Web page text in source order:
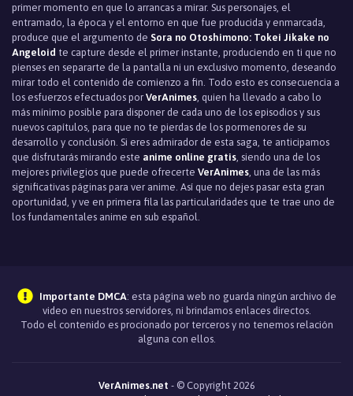
primer momento en que lo arrancas a mirar. Sus personajes, el
entramado, la época y el entorno en que fue producida y enmarcada,
produce que el argumento de Sora no Otoshimono: Tokei Jikake no
Angeloid te capture desde el primer instante, produciendo en ti que no
pienses en separarte de la pantalla ni un exclusivo momento, deseando
mirar todo el contenido de comienzo a fin. Todo esto es consecuencia a
los esfuerzos efectuados por VerAnimes, quien ha llevado a cabo lo
más mínimo posible para disponer de cada uno de los episodios y sus
nuevos capítulos, para que no te pierdas de los pormenores de su
desarrollo y conclusión. Si eres admirador de esta saga, te anticipamos
que disfrutarás mirando este anime online gratis, siendo una de los
mejores privilegios que puede ofrecerte VerAnimes, una de las más
significativas páginas para ver anime. Así que no dejes pasar esta gran
oportunidad, y ve en primera fila las particularidades que te trae uno de
los fundamentales anime en sub español.
Importante DMCA: esta página web no guarda ningún archivo de
video en nuestros servidores, ni brindamos enlaces directos.
Todo el contenido es procionado por terceros y no tenemos relación
alguna con ellos.
VerAnimes.net - © Copyright 2026